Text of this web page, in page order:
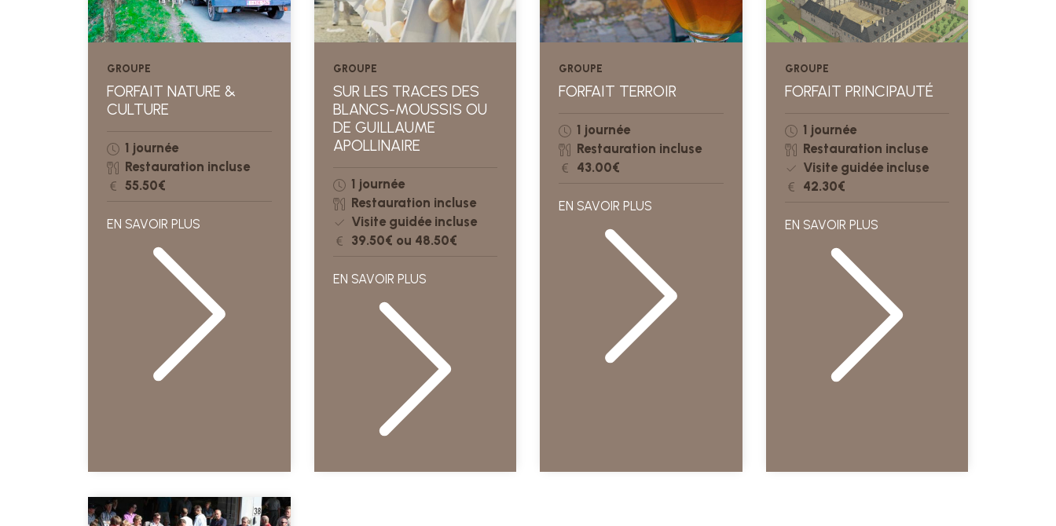
GROUPE
FORFAIT NATURE &
CULTURE
1 journée
Restauration incluse
55.50€
EN SAVOIR PLUS
GROUPE
SUR LES TRACES DES
BLANCS-MOUSSIS OU
DE GUILLAUME
APOLLINAIRE
1 journée
Restauration incluse
Visite guidée incluse
39.50€ ou 48.50€
EN SAVOIR PLUS
GROUPE
FORFAIT TERROIR
1 journée
Restauration incluse
43.00€
EN SAVOIR PLUS
GROUPE
FORFAIT PRINCIPAUTÉ
1 journée
Restauration incluse
Visite guidée incluse
42.30€
EN SAVOIR PLUS